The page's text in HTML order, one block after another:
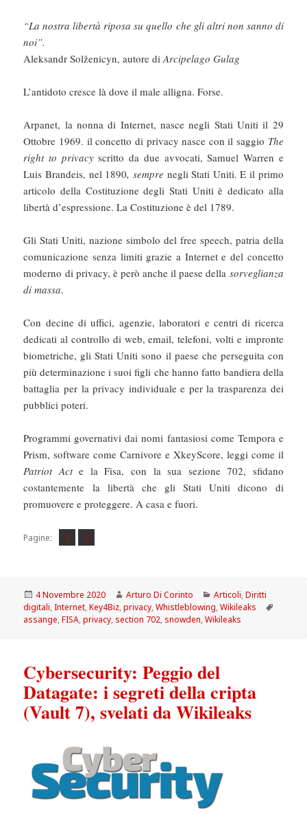
“La nostra libertà riposa su quello che gli altri non sanno di
noi”.
Aleksandr Solženicyn, autore diArcipelago Gulag
L’antidoto cresce là dove il male alligna. Forse.
Arpanet, la nonna di Internet, nasce negli Stati Uniti il 29
Ottobre 1969. il concetto di privacy nasce con il saggio The
right to privacyscritto da due avvocati, Samuel Warren e
Luis Brandeis, nel 1890, sempre negli Stati Uniti. E il primo
articolo della Costituzione degli Stati Uniti è dedicato alla
libertà d’espressione. La Costituzione è del 1789.
Gli Stati Uniti, nazione simbolo del free speech, patria della
comunicazione senza limiti grazie a Internet e del concetto
moderno di privacy, è però anche il paese della sorveglianza
di massa.
Con decine di uffici, agenzie, laboratori e centri di ricerca
dedicati al controllo di web, email, telefoni, volti e impronte
biometriche, gli Stati Uniti sono il paese che perseguita con
più determinazione i suoi figli che hanno fatto bandiera della
battaglia per la privacy individuale e per la trasparenza dei
pubblici poteri.
Programmi governativi dai nomi fantasiosi come Tempora e
Prism, software come Carnivore e XkeyScore, leggi come il
Patriot Acte la Fisa, con la sua sezione 702, sfidano
costantemente la libertà che gli Stati Uniti dicono di
promuovere e proteggere. A casa e fuori.
Pagine: Pagina
1 ,
Pagina
2
Scritto
il
4 Novembre 2020 Autore
Arturo Di Corinto Categorie
Articoli,Diritti
digitali,Internet,Key4Biz,privacy,Whistleblowing,Wikileaks
assange,FISA,privacy, section 702, snowden,Wikileaks
Cybersecurity: Peggio del
Datagate: i segreti della cripta
(Vault 7), svelati da Wikileaks